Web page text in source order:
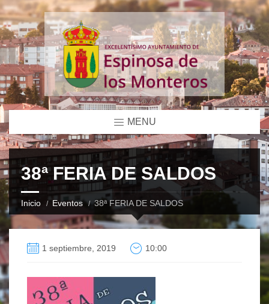
MENU
38ª FERIA DE SALDOS
Inicio Eventos 38ª FERIA DE SALDOS
1 septiembre, 2019 10:00